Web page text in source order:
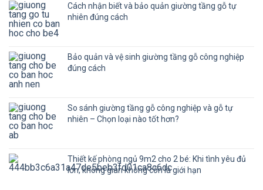
Cách nhận biết và bảo quản giường tầng gỗ tự
nhiên đúng cách
Bảo quản và vệ sinh giường tầng gỗ công nghiệp
đúng cách
So sánh giường tầng gỗ công nghiệp và gỗ tự
nhiên – Chọn loại nào tốt hơn?
Thiết kế phòng ngủ 9m2 cho 2 bé: Khi tình yêu đủ
lớn, không gian không còn là giới hạn